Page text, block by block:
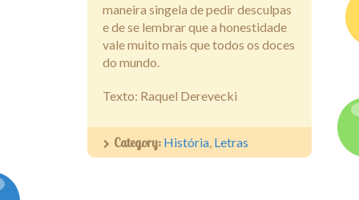
maneira singela de pedir desculpas
e de se lembrar que a honestidade
vale muito mais que todos os doces
do mundo.
Texto: Raquel Derevecki
Category: História, Letras